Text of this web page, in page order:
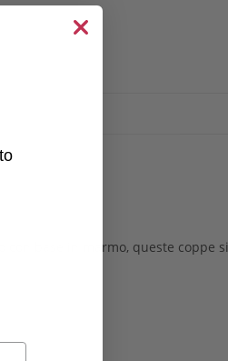
con base in marmo, queste coppe